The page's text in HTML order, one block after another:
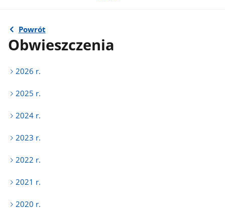
Powrót
Obwieszczenia
2026 r.
2025 r.
2024 r.
2023 r.
2022 r.
2021 r.
2020 r.